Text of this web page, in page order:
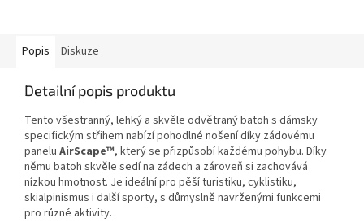
Popis Diskuze
Detailní popis produktu
Tento všestranný, lehký a skvěle odvětraný batoh s dámsky
specifickým střihem nabízí pohodlné nošení díky zádovému
panelu AirScape™, který se přizpůsobí každému pohybu. Díky
němu batoh skvěle sedí na zádech a zároveň si zachovává
nízkou hmotnost. Je ideální pro pěší turistiku, cyklistiku,
skialpinismus i další sporty, s důmyslně navrženými funkcemi
pro různé aktivity.